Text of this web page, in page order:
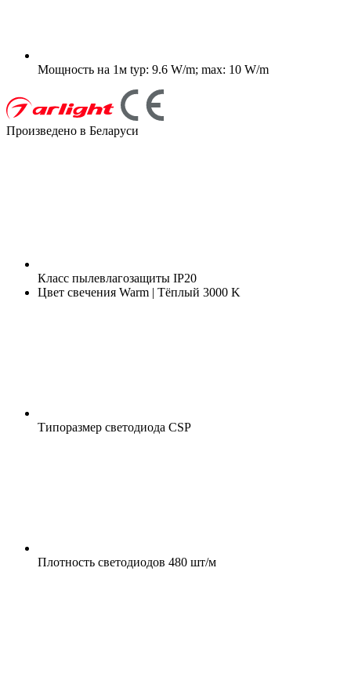
Мощность на 1м typ: 9.6 W/m; max: 10 W/m
Произведено в Беларуси
Класс пылевлагозащиты IP20
Цвет свечения Warm | Тёплый 3000 K
Типоразмер светодиода CSP
Плотность светодиодов 480 шт/м